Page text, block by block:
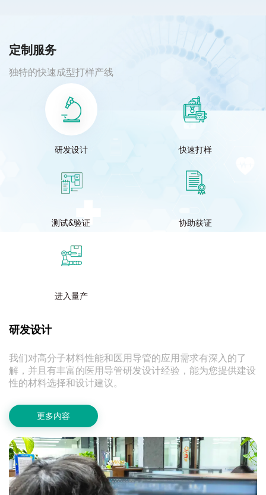
研发设计 快速打样
测试&验证 协助获证
进入量产
定制 服务
独特的快速成型打样产线
研发设计
我们对高分子材料性能和医用导管的应用需求有深入的了
解，并且有丰富的医用导管研发设计经验，能为您提供建设
性的材料选择和设计建议。
更多内容